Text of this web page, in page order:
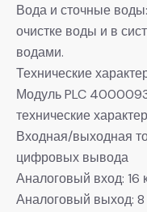
Вода и сточные
очистке воды и в
водами.
Технические
Модуль PLC
технические
Входная/выходная
цифровых вывода
Аналоговый вход: 16
Аналоговый выход: 8